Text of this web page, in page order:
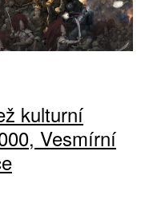
kulturní
Vesmírní